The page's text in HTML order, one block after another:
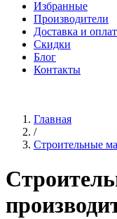
Избранные
Производители
Доставка и
Скидки
Блог
Контакты
Главная
/
Строительные